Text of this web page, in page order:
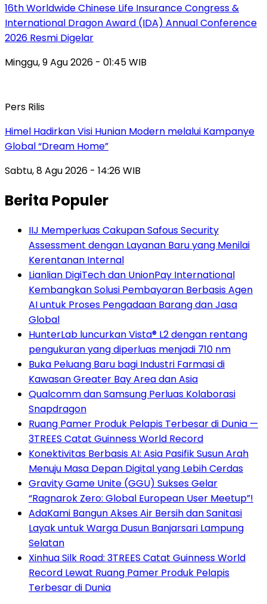
16th Worldwide Chinese Life Insurance Congress &
International Dragon Award (IDA) Annual Conference
2026 Resmi Digelar
Minggu, 9 Agu 2026 - 01:45 WIB
Pers Rilis
Himel Hadirkan Visi Hunian Modern melalui Kampanye
Global “Dream Home”
Sabtu, 8 Agu 2026 - 14:26 WIB
Berita Populer
IIJ Memperluas Cakupan Safous Security
Assessment dengan Layanan Baru yang Menilai
Kerentanan Internal
Lianlian DigiTech dan UnionPay International
Kembangkan Solusi Pembayaran Berbasis Agen
AI untuk Proses Pengadaan Barang dan Jasa
Global
HunterLab luncurkan Vista® L2 dengan rentang
pengukuran yang diperluas menjadi 710 nm
Buka Peluang Baru bagi Industri Farmasi di
Kawasan Greater Bay Area dan Asia
Qualcomm dan Samsung Perluas Kolaborasi
Snapdragon
Ruang Pamer Produk Pelapis Terbesar di Dunia —
3TREES Catat Guinness World Record
Konektivitas Berbasis AI: Asia Pasifik Susun Arah
Menuju Masa Depan Digital yang Lebih Cerdas
Gravity Game Unite (GGU) Sukses Gelar
“Ragnarok Zero: Global European User Meetup”!
AdaKami Bangun Akses Air Bersih dan Sanitasi
Layak untuk Warga Dusun Banjarsari Lampung
Selatan
Xinhua Silk Road: 3TREES Catat Guinness World
Record Lewat Ruang Pamer Produk Pelapis
Terbesar di Dunia